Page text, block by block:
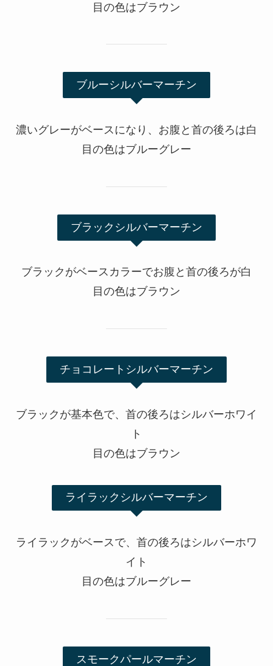
目の色はブラウン
ブルーシルバーマーチン
濃いグレーがベースになり、お腹と首の後ろは白
目の色はブルーグレー
ブラックシルバーマーチン
ブラックがベースカラーでお腹と首の後ろが白
目の色はブラウン
チョコレートシルバーマーチン
ブラックが基本色で、首の後ろはシルバーホワイ
ト
目の色はブラウン
ライラックシルバーマーチン
ライラックがベースで、首の後ろはシルバーホワ
イト
目の色はブルーグレー
スモークパールマーチン